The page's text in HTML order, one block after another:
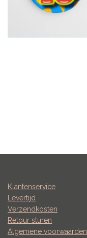
Klantenservice
Levertijd
Verzendkosten
Retour sturen
Algemene voorwaarden